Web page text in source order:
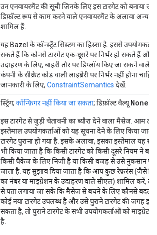
उन एनवायरमेंट की सूची जिनके लिए इस टारगेट को बनाया
डिफ़ॉल्ट रूप से काम करने वाले एनवायरमेंट के अलावा अन्य
शामिल हैं.
यह Bazel के कॉन्स्ट्रेंट सिस्टम का हिस्सा है. इससे
सकते हैं कि कौनसे टारगेट एक-दूसरे पर निर्भर हो सकते हैं और
उदाहरण के लिए, बाहरी तौर पर डिप्लॉय किए जा सकने वाले
कंपनी के सीक्रेट कोड वाली लाइब्रेरी पर निर्भर नहीं होना
जानकारी के लिए, ConstraintSemantics देखें.
स्ट्रिंग; कॉन्फ़िगर नहीं किया जा सकता; डिफ़ॉल्ट वैल्यू None
इस टारगेट से जुड़ी चेतावनी का ब्यौरा देने वाला मैसेज. आम
इस्तेमाल उपयोगकर्ताओं को यह सूचना देने के लिए किया जाता
टारगेट पुराना हो गया है. इसके अलावा, इसका इस्तेमाल यह
भी किया जाता है कि किसी टारगेट को किसी दूसरे नियम ने
किसी पैकेज के लिए निजी है या किसी वजह से उसे नुकसान
जाता है. यह सुझाव दिया जाता है कि आप कुछ रेफ़रंस (जैसे
का नंबर या माइग्रेशन के उदाहरण वाले सीएल) शामिल करें,
से पता लगाया जा सके कि मैसेज से बचने के लिए कौनसे
कोई नया टारगेट उपलब्ध है और उसे पुराने टारगेट की जगह
सकता है, तो पुराने टारगेट के सभी उपयोगकर्ताओं को माइग्रेट
है.